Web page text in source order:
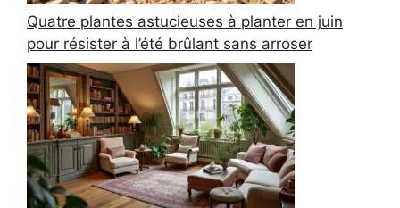
Quatre plantes astucieuses à planter en juin
pour résister à l’été brûlant sans arroser